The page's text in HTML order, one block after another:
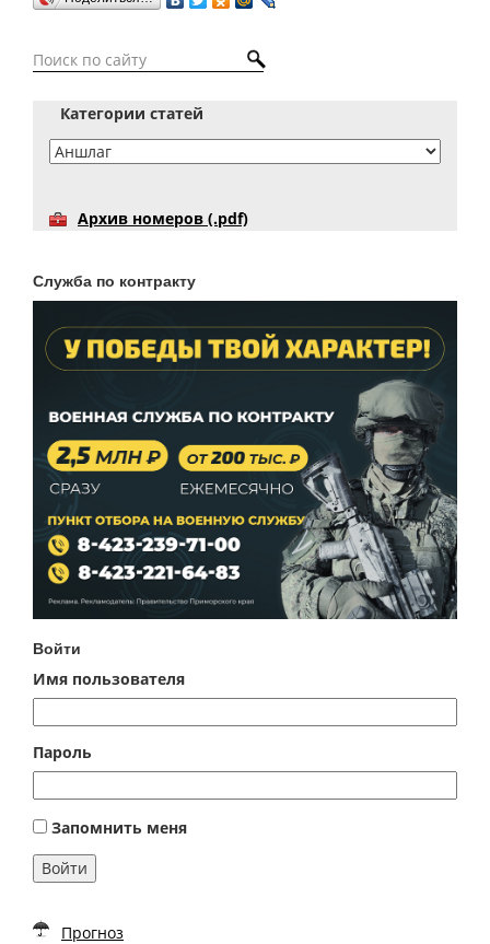
Категории статей
Архив номеров (.pdf)
Служба по контракту
Войти
Имя пользователя
Пароль
Запомнить меня
Войти
Прогноз